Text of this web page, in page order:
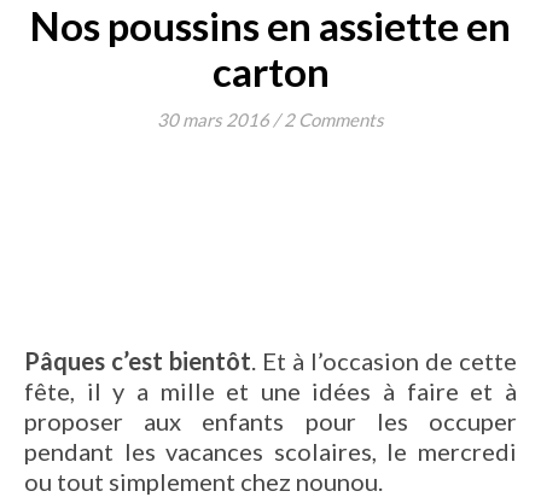
Nos poussins en assiette en
carton
30 mars 2016 / 2 Comments
Pâques c’est bientôt. Et à l’occasion de cette
fête, il y a mille et une idées à faire et à
proposer aux enfants pour les occuper
pendant les vacances scolaires, le mercredi
ou tout simplement chez nounou.